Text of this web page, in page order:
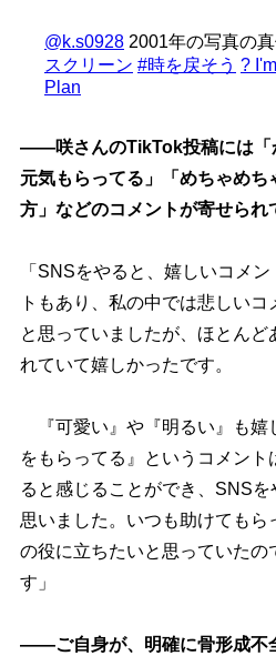
@k.s0928 2001年の写真の
スクリーン #時を戻そう ?
Plan
――咲さんのTikTok投稿には「
元気もらってる」「めちゃめ
方」などのコメントが寄せられ
「SNSをやると、嬉しいコメ
トもあり、私の中では悲しいコ
と思っていましたが、ほとん
れていて嬉しかったです。
『可愛い』や『明るい』も嬉
をもらってる』というコメン
ると感じることができ、SNS
思いました。いつも助けても
の役に立ちたいと思っていたの
す」
――ご自身が、明確に骨形成不